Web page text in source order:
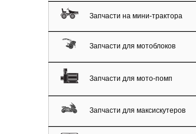
Запчасти на мини-трактора
Запчасти для мотоблоков
Запчасти для мото-помп
Запчасти для максискутеров